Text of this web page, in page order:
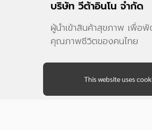
บริษัท วีต้าอินโน จำกัด
ผู้นำเข้าสินค้าสุขภาพ เพื่อ
คุณภาพชีวิตของคนไทย
This website uses